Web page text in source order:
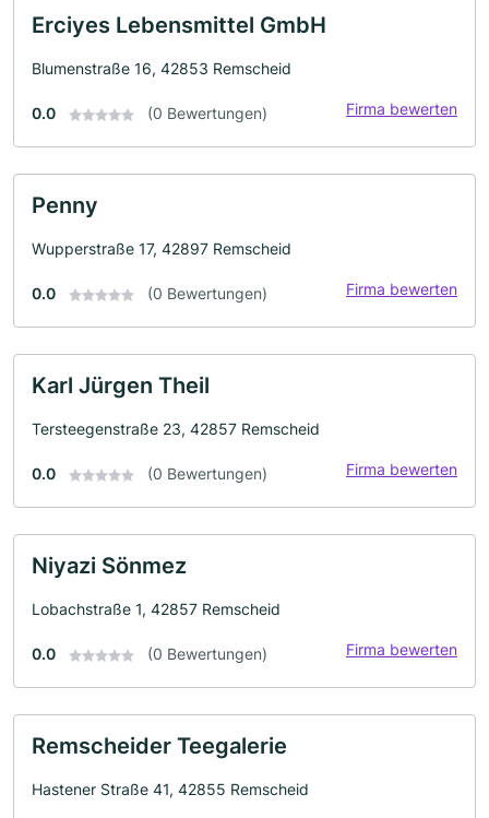
Erciyes Lebensmittel GmbH
Blumenstraße 16, 42853 Remscheid
0.0 (0 Bewertungen) Firma bewerten
Penny
Wupperstraße 17, 42897 Remscheid
0.0 (0 Bewertungen) Firma bewerten
Karl Jürgen Theil
Tersteegenstraße 23, 42857 Remscheid
0.0 (0 Bewertungen) Firma bewerten
Niyazi Sönmez
Lobachstraße 1, 42857 Remscheid
0.0 (0 Bewertungen) Firma bewerten
Remscheider Teegalerie
Hastener Straße 41, 42855 Remscheid